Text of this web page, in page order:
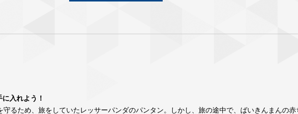
入れよう！
るため、旅をしていたレッサーパンダのパンタン。しかし、旅の途中で、ばいきんまんの